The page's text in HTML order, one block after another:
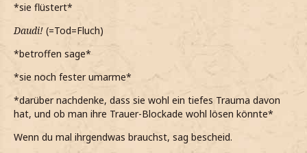
Mein Bruder ist an Krebs gestorben
*dann ihm endlich erzähle*
*sie flüstert*
Daudi! (=Tod=Fluch)
*betroffen sage*
*sie noch fester umarme*
*darüber nachdenke, dass sie wohl ein tiefes Trauma davon
hat, und ob man ihre Trauer-Blockade wohl lösen könnte*
Wenn du mal ihrgendwas brauchst, sag bescheid.